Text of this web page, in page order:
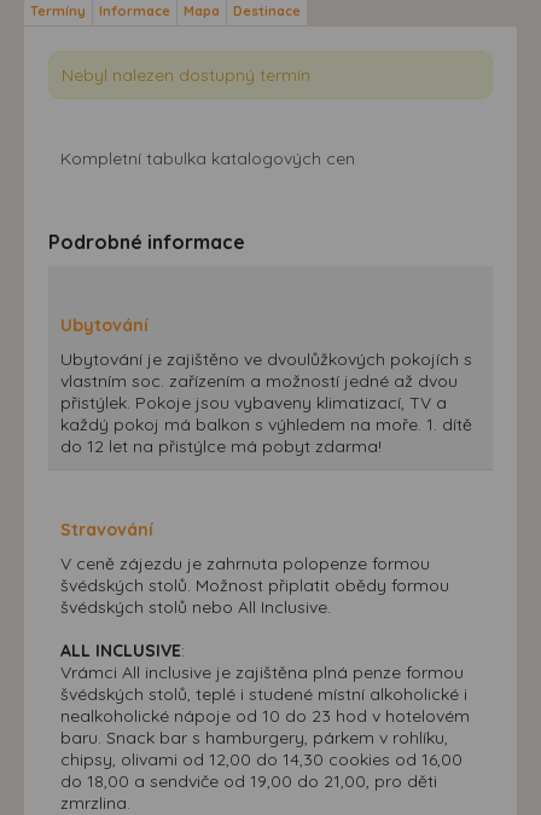
Termíny Informace Mapa Destinace
Nebyl nalezen dostupný termín.
Kompletní tabulka katalogových cen
Podrobné informace
Ubytování
Ubytování je zajištěno ve dvoulůžkových pokojích s
vlastním soc. zařízením a možností jedné až dvou
přistýlek. Pokoje jsou vybaveny klimatizací, TV a
každý pokoj má balkon s výhledem na moře. 1. dítě
do 12 let na přistýlce má pobyt zdarma!
Stravování
V ceně zájezdu je zahrnuta polopenze formou
švédských stolů. Možnost připlatit obědy formou
švédských stolů nebo All Inclusive.
ALL INCLUSIVE:
Vrámci All inclusive je zajištěna plná penze formou
švédských stolů, teplé i studené místní alkoholické i
nealkoholické nápoje od 10 do 23 hod v hotelovém
baru. Snack bar s hamburgery, párkem v rohlíku,
chipsy, olivami od 12,00 do 14,30 cookies od 16,00
do 18,00 a sendviče od 19,00 do 21,00, pro děti
zmrzlina.